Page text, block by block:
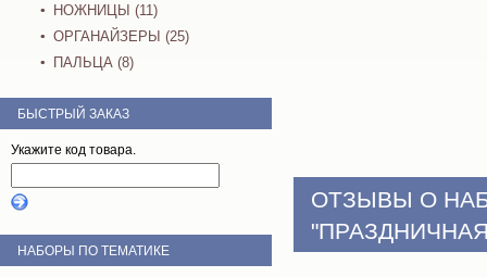
ОТЗЫВЫ О
НОЖНИЦЫ (11)
ОРГАНАЙЗЕРЫ (25)
ПАЛЬЦА (8)
БЫСТРЫЙ ЗАКАЗ
Укажите код товара.
НАБОРЫ ПО ТЕМАТИКЕ